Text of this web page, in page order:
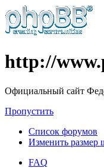
http://
Официальный сайт
Пропустить
Список форумов
Изменить размер
FAQ